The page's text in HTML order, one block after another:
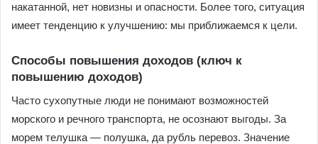
накатанной, нет новизны и опасности. Более того, ситуация
имеет тенденцию к улучшению: мы приближаемся к цели.
Способы повышения доходов (ключ к
повышению доходов)
Часто сухопутные люди не понимают возможностей
морского и речного транспорта, не осознают выгоды. За
морем телушка — полушка, да рубль перевоз. Значение